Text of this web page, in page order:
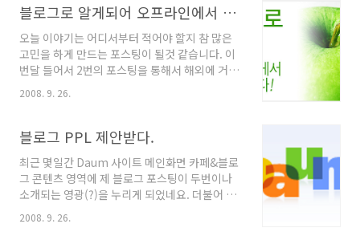
그 글을 구독해 주고 계시는 많은 분들께 이자리
느끼게 되는 다양한 이야기들을 함께 나누어 보
고 싶었고, 평범한 직장인이 자기계발이라는 것
을 통해 얼만큼 성장해갈 수 있을런지에 대한 테
스트를, 블로그를 통해서 함께 공유해보고 싶은
갈 수 있도록 노력할께요. 다시한번 구독해주고
계시는 모든분..
블로그로 알게되어 오프라인에서 만났습니다!
오늘 이야기는 어디서부터 적어야 할지 참 많은
고민을 하게 만드는 포스팅이 될것 같습니다. 이
번달 들어서 2번의 포스팅을 통해서 해외에 거주
하고 계시는 분께서 제 블로그를 통해서 도움을
받고 있다는 내용에 관해 포스팅 한적이 있었는
르실 듯 합니다. 본론으로 들어가서 오늘 그 분을
기를 하자면 동대구역에서 만나뵙고 약 2시간여
정도의 만남을 가졌었는데, 짧지만 긴 여운이 남
는 그런 만남이 되었던것 같네요. ^-^ 그 분에 관
해서 간략하게 소개를 해보자면, 현재 미국에 거
2008. 9. 26.
블로그 PPL 제안받다.
최근 몇일간 Daum 사이트 메인화면 카페&블로
그 콘텐츠 영역에 제 블로그 포스팅이 두번이나
소개되는 영광(?)을 누리게 되었네요. 더불어 트
래픽도 확 늘었다가 확~ 빠져드는 이젠 뭐 그럴려
니 하는거지만, 블로그의 포스팅 내용이 누군가
2008. 9. 26.